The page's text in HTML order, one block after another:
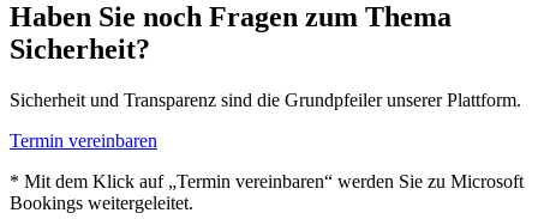
Haben Sie noch Fragen zum Thema
Sicherheit?
Sicherheit und Transparenz sind die Grundpfeiler unserer Plattform.
Termin vereinbaren
* Mit dem Klick auf „Termin vereinbaren“ werden Sie zu Microsoft
Bookings weitergeleitet.